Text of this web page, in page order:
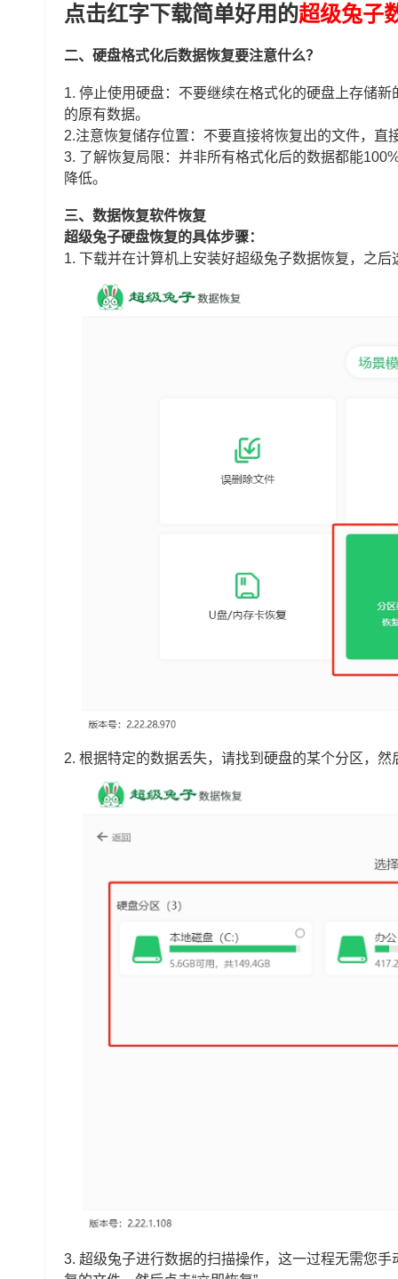
点击红字下载简单好用的超级兔子
二、硬盘格式化后数据恢复要注意什么？
1. 停止使用硬盘：不要继续在格式化的硬盘上存储
的原有数据。
2.注意恢复储存位置：不要直接将恢复出的文件，直
3. 了解恢复局限：并非所有格式化后的数据都能
降低。
三、数据恢复软件恢复
超级兔子硬盘恢复的具体步骤：
1. 下载并在计算机上安装好超级兔子数据恢复，之后
2. 根据特定的数据丢失，请找到硬盘的某个分区，然
3. 超级兔子进行数据的扫描操作，这一过程无需您